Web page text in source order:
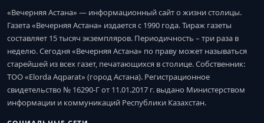
«Вечерняя Астана» — информационный сайт о жизни столицы.
Газета «Вечерняя Астана» издается с 1990 года. Тираж газеты
составляет 15 тысяч экземпляров. Периодичность – три раза в
неделю. Сегодня «Вечерняя Астана» по праву может называться
старейшей из всех газет, печатающихся в столице. Собственник:
ТОО «Elorda Aqparat» (город Астана). Регистрационное
свидетельство № 16290-Г от 11.01.2017 г. выдано Министерством
информации и коммуникаций Республики Казахстан.